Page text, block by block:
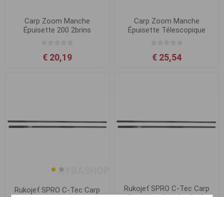
Carp Zoom Manche
Épuisette 200 2brins
€ 20,19
Carp Zoom Manche
Épuisette Télescopique
€ 25,54
Rukojeť SPRO C-Tec Carp
Rukojeť SPRO C-Tec Carp